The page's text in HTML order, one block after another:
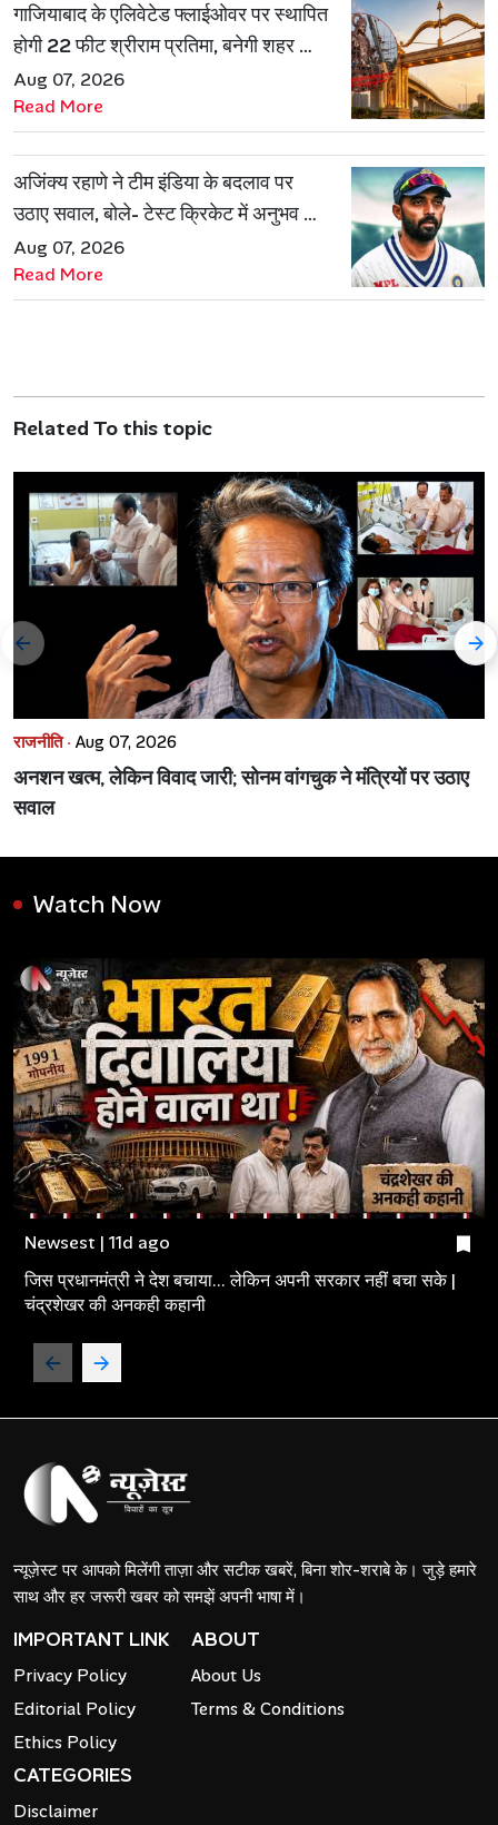
गाजियाबाद के एलिवेटेड फ्लाईओवर पर स्थापित
होगी 22 फीट श्रीराम प्रतिमा, बनेगी शहर की
नई पहचान
Aug 07, 2026
Read More
अजिंक्य रहाणे ने टीम इंडिया के बदलाव पर
उठाए सवाल, बोले- टेस्ट क्रिकेट में अनुभव की
जरूरत हमेशा रहेगी
Aug 07, 2026
Read More
Related To this topic
राजनीति · Aug 07, 2026
अनशन खत्म, लेकिन विवाद जारी; सोनम वांगचुक ने मंत्रियों पर उठाए
सवाल
Watch Now
Newsest | 11d ago
जिस प्रधानमंत्री ने देश बचाया... लेकिन अपनी सरकार नहीं बचा सके |
चंद्रशेखर की अनकही कहानी
न्यूज़ेस्ट पर आपको मिलेंगी ताज़ा और सटीक खबरें, बिना शोर-शराबे के। जुड़े हमारे
साथ और हर जरूरी खबर को समझें अपनी भाषा में।
IMPORTANT LINK
Privacy Policy
Editorial Policy
Ethics Policy
ABOUT
About Us
Terms & Conditions
CATEGORIES
Disclaimer